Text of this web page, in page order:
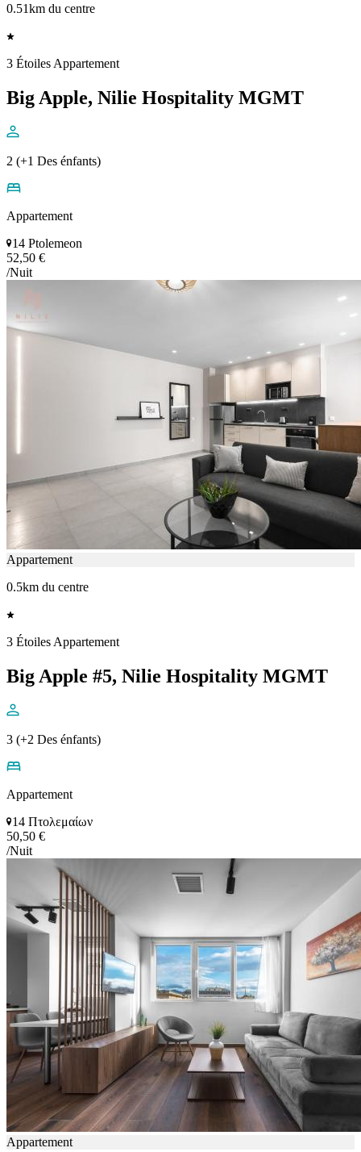
0.51km du centre
3 Étoiles Appartement
Big Apple, Nilie Hospitality MGMT
2 (+1 Des énfants)
Appartement
14 Ptolemeon
52,50 €
/Nuit
Appartement
0.5km du centre
3 Étoiles Appartement
Big Apple #5, Nilie Hospitality MGMT
3 (+2 Des énfants)
Appartement
14 Πτολεμαίων
50,50 €
/Nuit
Appartement